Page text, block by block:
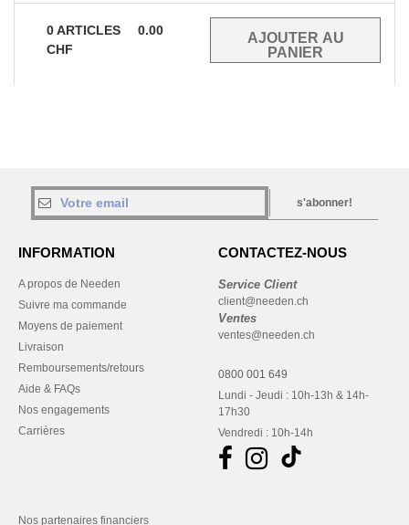
0ARTICLES
0.00
CHF
s'abonner!
INFORMATION
A propos de Needen
Suivre ma commande
Moyens de paiement
Livraison
Remboursements/retours
Aide & FAQs
Nos engagements
Carrières
CONTACTEZ-NOUS
Service Client
client@needen.ch
Ventes
ventes@needen.ch
0800 001 649
Lundi - Jeudi : 10h-13h & 14h-
17h30
Vendredi : 10h-14h
Nos partenaires financiers